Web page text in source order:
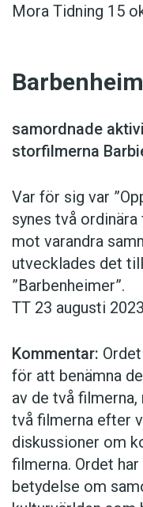
Mora Tidning 15
samordnade
storfilmerna
Var för sig var
synes två
mot varandra
utvecklades det
”Barbenheimer”.
TT 23 augusti 2023
Kommentar: Ordet
för att benämna
av de två
två filmerna efter
diskussioner om
filmerna. Ordet
betydelse om